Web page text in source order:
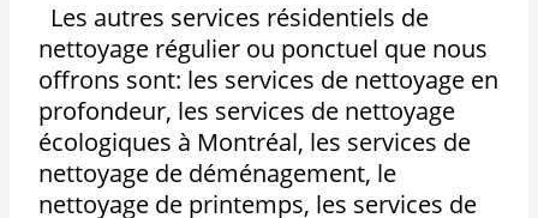
Les autres services résidentiels de
nettoyage régulier ou ponctuel que nous
offrons sont: les services de nettoyage en
profondeur, les services de nettoyage
écologiques à Montréal, les services de
nettoyage de déménagement, le
nettoyage de printemps, les services de